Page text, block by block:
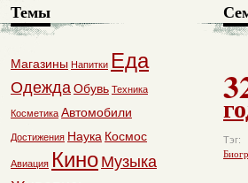
Тэг:
Темы
Магазины Напитки Еда
ОдеждаОбувь Техника
Косметика Автомобили
Достижения Наука Космос
Авиация Кино Музыка